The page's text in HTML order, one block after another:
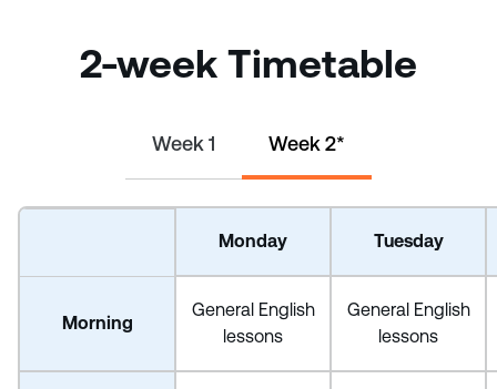
2-week Timetable
Week 1 Week 2*
Monday Tuesday
Morning
General English
lessons
General English
lessons